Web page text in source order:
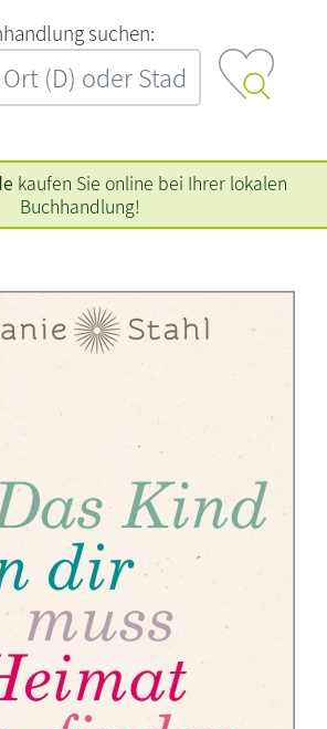
‍s‍u‍c‍h‍e‍n‍:‍
kaufen Sie online bei Ihrer lokalen
Buchhandlung!